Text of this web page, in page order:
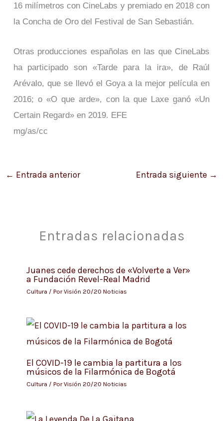
16 milímetros con CineLabs y premiado en 2018 con
la Concha de Oro del Festival de San Sebastián.
Otras producciones españolas en las que CineLabs
ha participado son «Tarde para la ira», de Raúl
Arévalo, que se llevó el Goya a la mejor película en
2016; o «O que arde», con la que Laxe ganó «Un
Certain Regard» en 2019. EFE
mg/as/cc
← Entrada anterior Entrada siguiente →
Entradas relacionadas
Juanes cede derechos de «Volverte a Ver»
a Fundación Revel-Real Madrid
Cultura / PorVisión 20/20 Noticias
El COVID-19 le cambia la partitura a los
músicos de la Filarmónica de Bogotá
Cultura / PorVisión 20/20 Noticias